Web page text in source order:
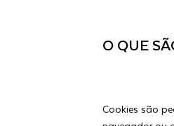
O QUE
Cookies são